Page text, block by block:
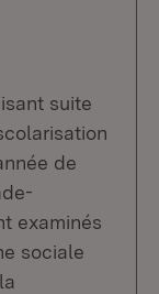
suite
de
examinés
sociale